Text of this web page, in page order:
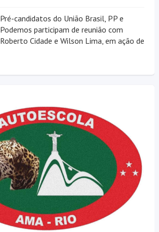
Pré-candidatos do União Brasil, PP e
Podemos participam de reunião com
Roberto Cidade e Wilson Lima, em ação de